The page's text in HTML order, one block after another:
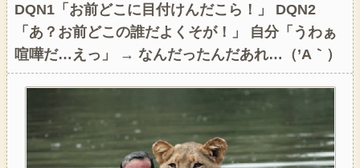
DQN1「お前どこに目付けんだこら！」 DQN2
「あ？お前どこの誰だよくそが！」 自分「うわぁ
喧嘩だ…えっ」 → なんだったんだあれ…（’A｀）